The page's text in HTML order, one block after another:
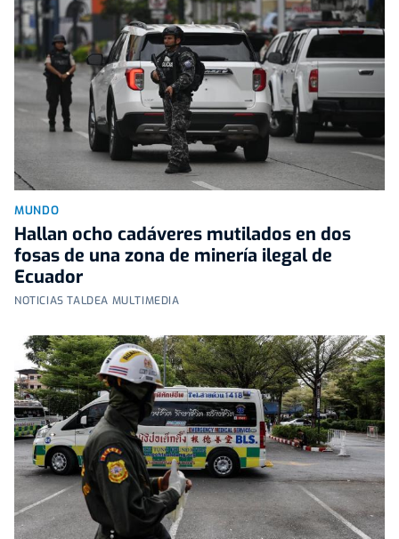
MUNDO
Hallan ocho cadáveres mutilados en dos
fosas de una zona de minería ilegal de
Ecuador
NOTICIAS TALDEA MULTIMEDIA